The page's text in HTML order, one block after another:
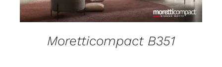
Moretticompact B351